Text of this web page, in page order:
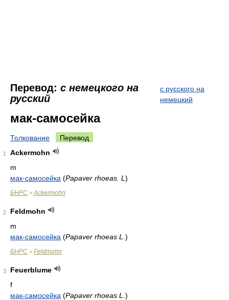
Перевод: с немецкого на
русский
с русского на
немецкий
мак-самосейка
Толкование Перевод
1
Ackermohn
m
мак-самосейка (Papaver rhoeas. L )
БНРС > Ackermohn
2
Feldmohn
m
мак-самосейка (Papaver rhoeas L. )
БНРС > Feldmohn
3
Feuerblume
f
мак-самосейка (Papaver rhoeas L. )